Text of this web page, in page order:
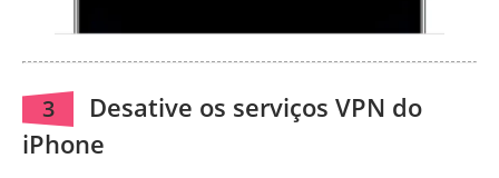
3
Desative os serviços VPN do
iPhone